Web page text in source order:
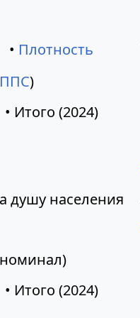
• Плотность
)
• Итого (2024)
душу населения
• Итого (2024)